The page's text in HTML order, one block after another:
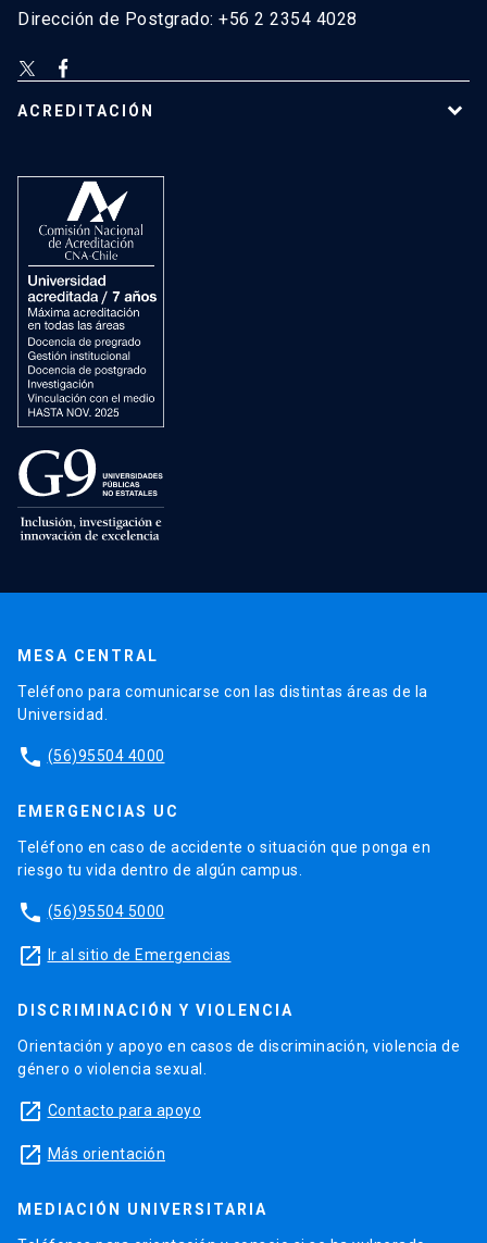
Dirección de Postgrado: +56 2 2354 4028
ACREDITACIÓN
MESA CENTRAL
Teléfono para comunicarse con las distintas áreas de la
Universidad.
phone (56)95504 4000
EMERGENCIAS UC
Teléfono en caso de accidente o situación que ponga en
riesgo tu vida dentro de algún campus.
phone (56)95504 5000
launch Ir al sitio de Emergencias
DISCRIMINACIÓN Y VIOLENCIA
Orientación y apoyo en casos de discriminación, violencia de
género o violencia sexual.
launch Contacto para apoyo
launch Más orientación
MEDIACIÓN UNIVERSITARIA